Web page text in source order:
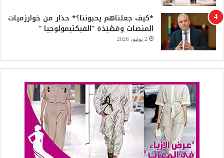
*كيف جعلناهم يحبوننا؟* حذار من خوارزميات
المنصات ومَصْيَدَة “الفيكتيمولوجيا “
2 يوليو، 2026